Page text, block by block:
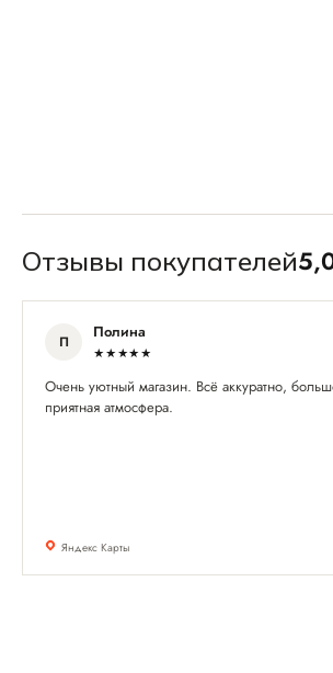
Отзывы покупателей
П Полина
★★★★★
Очень уютный магазин. Всё аккуратно,
приятная атмосфера.
Яндекс Карты